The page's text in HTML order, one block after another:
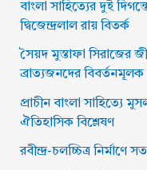
বাংলা সাহিত্যের দুই
দ্বিজেন্দ্রলাল রায় বিতর্ক
সৈয়দ মুস্তাফা সিরাজের
ব্রাত্যজনদের বিবর্তনমূলক
প্রাচীন বাংলা সাহিত্যে
ঐতিহাসিক বিশ্লেষণ
​রবীন্দ্র-চলচ্চিত্র